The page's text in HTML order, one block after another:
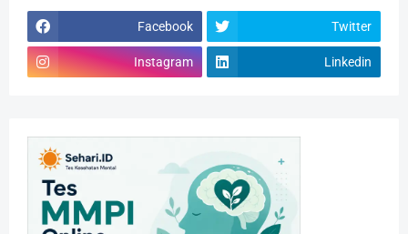
Facebook Twitter
Instagram Linkedin